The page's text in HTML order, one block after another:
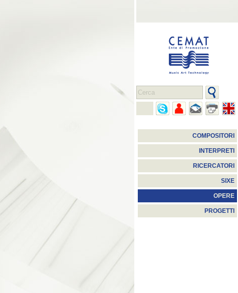
COMPOSITORI
INTERPRETI
RICERCATORI
SIXE
OPERE
PROGETTI